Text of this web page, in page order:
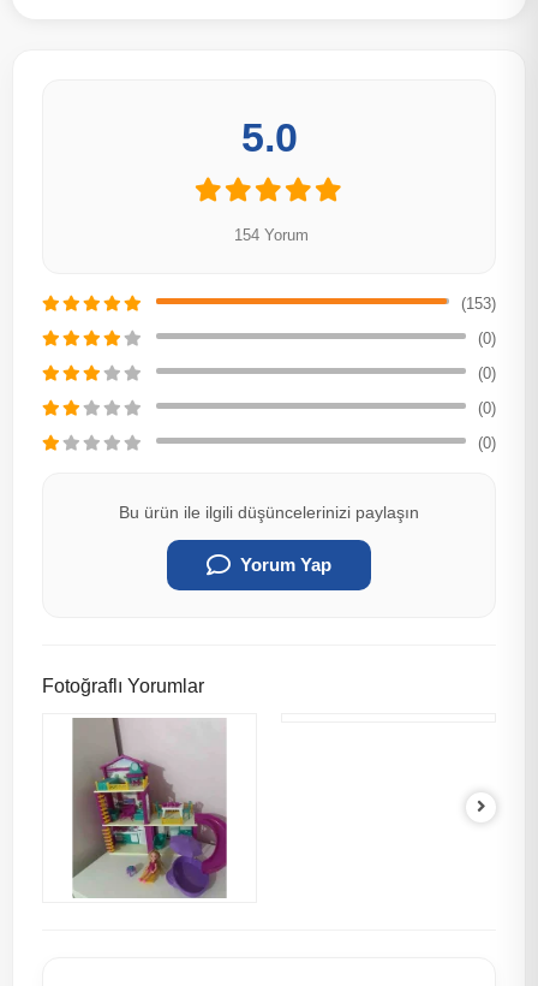
5.0
154 Yorum
(153)
(0)
(0)
(0)
(0)
Bu ürün ile ilgili düşüncelerinizi paylaşın
Yorum Yap
Fotoğraflı Yorumlar